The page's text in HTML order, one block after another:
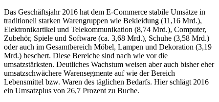
Das Geschäftsjahr 2016 hat dem E-Commerce stabile Umsätze in
traditionell starken Warengruppen wie Bekleidung (11,16 Mrd.),
Elektronikartikel und Telekommunikation (8,74 Mrd.), Computer,
Zubehör, Spiele und Software (ca. 3,68 Mrd.), Schuhe (3,58 Mrd.)
oder auch im Gesamtbereich Möbel, Lampen und Dekoration (3,19
Mrd.) beschert. Diese Bereiche sind nach wie vor die
umsatzstärksten. Deutliches Wachstum weisen aber auch bisher eher
umsatzschwächere Warensegmente auf wie der Bereich
Lebensmittel bzw. Waren des täglichen Bedarfs. Hier schlägt 2016
ein Umsatzplus von 26,7 Prozent zu Buche.